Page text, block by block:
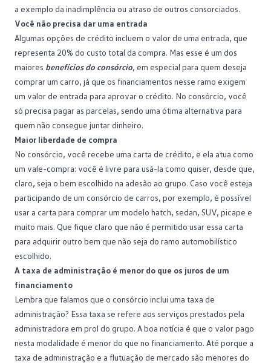
a exemplo da inadimplência ou atraso de outros consorciados.
Você não precisa dar uma entrada
Algumas opções de crédito incluem o valor de uma entrada, que
representa 20% do custo total da compra. Mas esse é um dos
maiores benefícios do consórcio, em especial para quem deseja
comprar um carro, já que os financiamentos nesse ramo exigem
um valor de entrada para aprovar o crédito. No consórcio, você
só precisa pagar as parcelas, sendo uma ótima alternativa para
quem não consegue juntar dinheiro.
Maior liberdade de compra
No consórcio, você recebe uma carta de crédito, e ela atua como
um vale-compra: você é livre para usá-la como quiser, desde que,
claro, seja o bem escolhido na adesão ao grupo. Caso você esteja
participando de um consórcio de carros, por exemplo, é possível
usar a carta para comprar um modelo hatch, sedan, SUV, picape e
muito mais. Que fique claro que não é permitido usar essa carta
para adquirir outro bem que não seja do ramo automobilístico
escolhido.
A taxa de administração é menor do que os juros de um
financiamento
Lembra que falamos que o consórcio inclui uma taxa de
administração? Essa taxa se refere aos serviços prestados pela
administradora em prol do grupo. A boa notícia é que o valor pago
nesta modalidade é menor do que no financiamento. Até porque a
taxa de administração e a flutuação de mercado são menores do